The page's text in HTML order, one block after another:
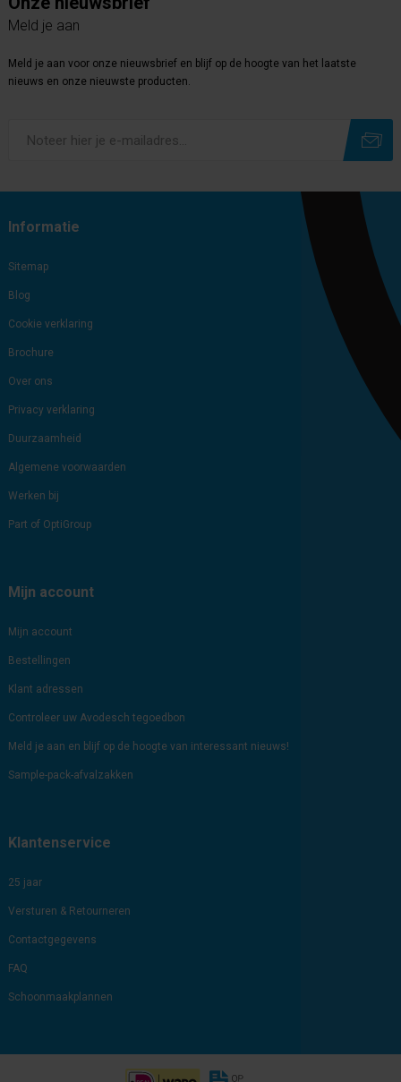
Meld je aan
Meld je aan voor onze nieuwsbrief en blijf op de hoogte van het laatste
nieuws en onze nieuwste producten.
Informatie
Sitemap
Blog
Cookie verklaring
Brochure
Over ons
Privacy verklaring
Duurzaamheid
Algemene voorwaarden
Werken bij
Part of OptiGroup
Mijn account
Mijn account
Bestellingen
Klant adressen
Controleer uw Avodesch tegoedbon
Meld je aan en blijf op de hoogte van interessant nieuws!
Sample-pack-afvalzakken
Klantenservice
25 jaar
Versturen & Retourneren
Contactgegevens
FAQ
Schoonmaakplannen